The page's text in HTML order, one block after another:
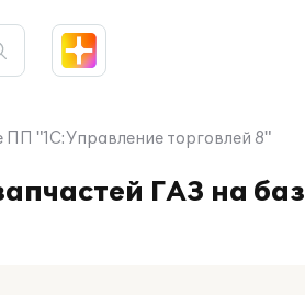
ПП "1С:Управление торговлей 8"
ГАЗ на